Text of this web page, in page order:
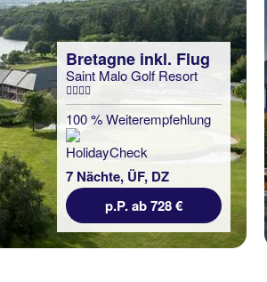
Bretagne inkl. Flug
Saint Malo Golf Resort
100 % Weiterempfehlung
7 Nächte, ÜF, DZ
p.P. ab 728 €